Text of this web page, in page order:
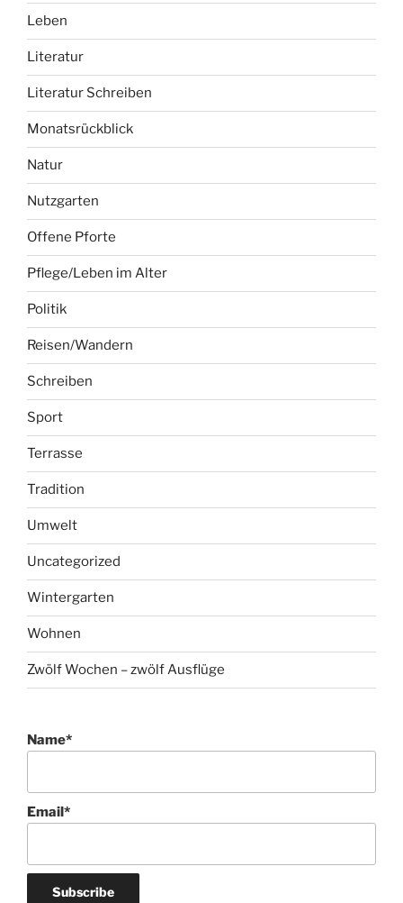
Nutzgarten
Offene Pforte
Pflege/Leben im Alter
Politik
Reisen/Wandern
Schreiben
Sport
Terrasse
Tradition
Umwelt
Uncategorized
Wintergarten
Wohnen
Zwölf Wochen – zwölf Ausflüge
Name*
Email*